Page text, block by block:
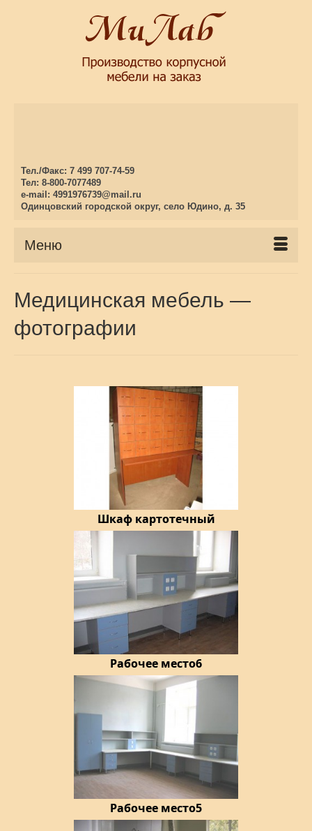
Тел./Факс: 7 499 707-74-59
Тел: 8-800-7077489
e-mail: 4991976739@mail.ru
Одинцовский городской округ, село Юдино, д. 35
Меню
Медицинская мебель —
фотографии
Шкаф картотечный
Рабочее место6
Рабочее место5